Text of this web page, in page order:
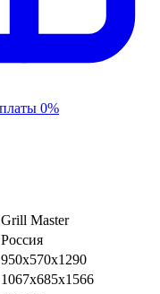
0%
Grill Master
Россия
950x570х1290
1067х685х1566